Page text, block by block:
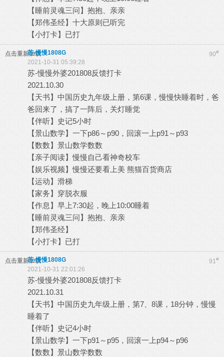
【睡前灵魂三问】抱抱、亲亲
【郑伟圣经】十大原则已听完
【小打卡】已打
点击重新加载 90#
苏-慢慢1808G
2021-10-31 05:39:28
苏-慢慢外婆201808反馈打卡
2021.10.30
【天书】中国历史九年级上册，第6课，慢慢快睡着时，爸
爸回来了，搞了一阵后，关灯睡觉
【伴听】史记5小时
【景山数学】一下p86～p90，回滚一上p91～p93
【数数】景山数学数数
【亲子阅读】慢慢自己看神奇校车
【娱乐视频】慢慢还要看上美 熊猫百货商店
【运动】滑梯
【家务】穿脱衣服
【作息】早上7:30起，晚上10:00睡着
【睡前灵魂三问】抱抱、亲亲
【郑伟圣经】
【小打卡】已打
点击重新加载 91#
苏-慢慢1808G
2021-10-31 22:01:26
苏-慢慢外婆201808反馈打卡
2021.10.31
【天书】中国历史九年级上册，第7、8课，18分钟，慢慢
睡着了
【伴听】史记4小时
【景山数学】一下p91～p95，回滚一上p94～p96
【数数】景山数学数数